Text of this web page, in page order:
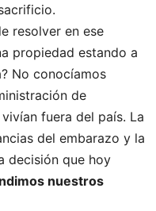
resolver en ese
propiedad estando a
No conocíamos
de
fuera del país. La
del embarazo y la
decisión que hoy
nuestros